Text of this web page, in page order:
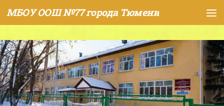
Skip to content
МБОУ ООШ №77 города Тюмени